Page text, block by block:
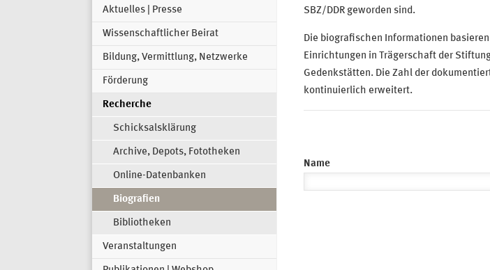
Aktuelles | Presse
Wissenschaftlicher Beirat
Bildung, Vermittlung, Netzwerke
Förderung
Recherche
Schicksalsklärung
Archive, Depots, Fototheken
Online-Datenbanken
Biografien
Bibliotheken
Veranstaltungen
SBZ/DDR geworden sind.
Die biografischen Informationen
Einrichtungen in Trägerschaft der
Gedenkstätten. Die Zahl der
kontinuierlich erweitert.
Name